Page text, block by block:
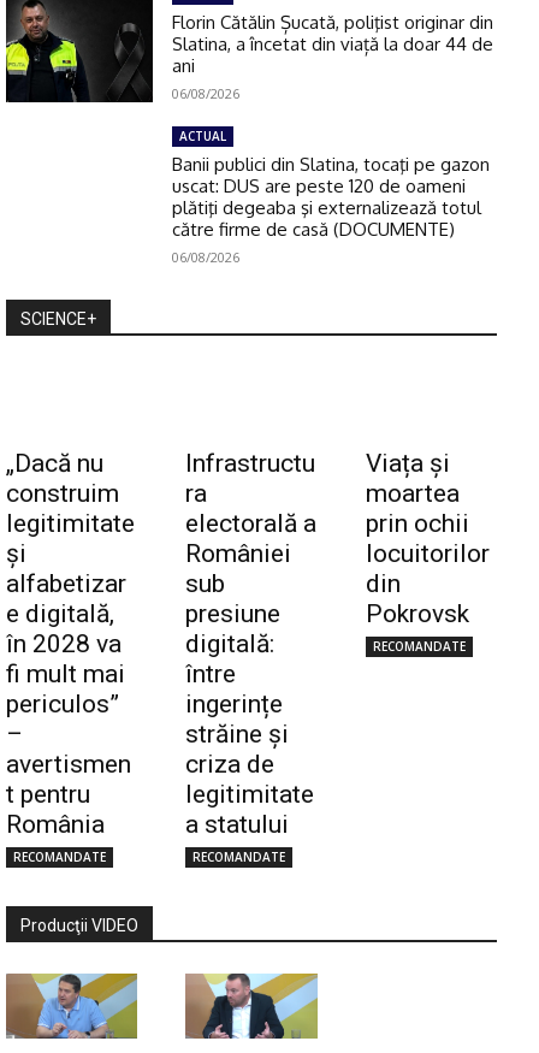
Florin Cătălin Șucată, poliţist originar din
Slatina, a încetat din viață la doar 44 de
ani
06/08/2026
ACTUAL
Banii publici din Slatina, tocaţi pe gazon
uscat: DUS are peste 120 de oameni
plătiţi degeaba şi externalizează totul
către firme de casă (DOCUMENTE)
06/08/2026
SCIENCE+
„Dacă nu
construim
legitimitate
și
alfabetizar
e digitală,
în 2028 va
fi mult mai
periculos”
–
avertismen
t pentru
România
RECOMANDATE
Infrastructu
ra
electorală a
României
sub
presiune
digitală:
între
ingerințe
străine și
criza de
legitimitate
a statului
RECOMANDATE
Viața și
moartea
prin ochii
locuitorilor
din
Pokrovsk
RECOMANDATE
Producţii VIDEO